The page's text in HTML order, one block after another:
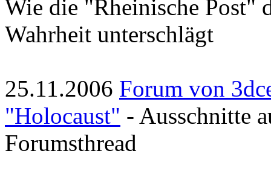
Wie die "Rheinische Post"
Wahrheit unterschlägt
25.11.2006 Forum von
"Holocaust" - Ausschnitte
Forumsthread